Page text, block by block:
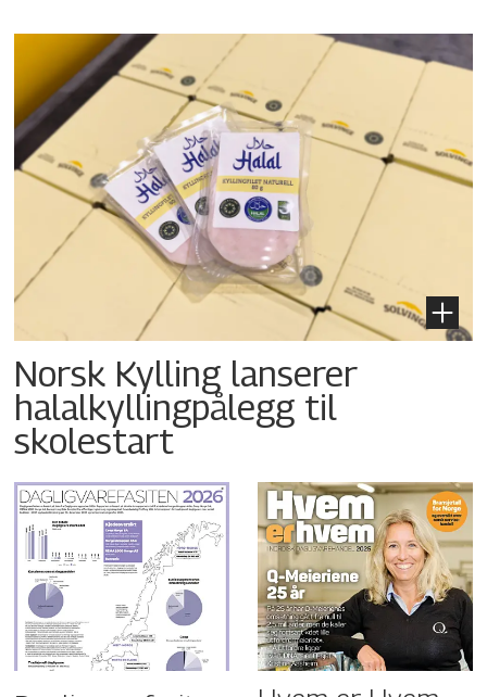
Norsk Kylling lanserer
halalkyllingpålegg til
skolestart